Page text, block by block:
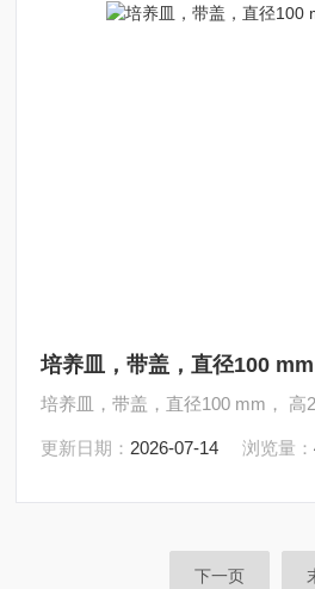
培养皿，带盖，直径100
培养皿，带盖，直径100 mm， 高
更新日期： 2026-07-14 浏览量：
下一页